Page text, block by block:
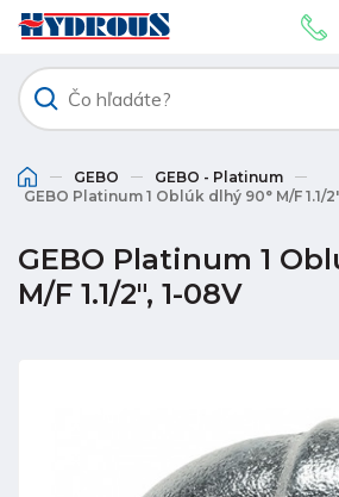
GEBO
GEBO - Platinum
GEBO Platinum 1 Oblúk dlhý 90° M/F 1.1/
GEBO Platinum 1
M/F 1.1/2", 1-08V